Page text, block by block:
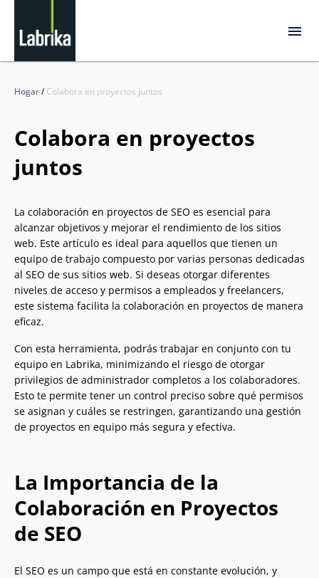
Hogar/Colabora en proyectos juntos
Colabora en proyectos
juntos
La colaboración en proyectos de SEO es esencial para
alcanzar objetivos y mejorar el rendimiento de los sitios
web. Este artículo es ideal para aquellos que tienen un
equipo de trabajo compuesto por varias personas dedicadas
al SEO de sus sitios web. Si deseas otorgar diferentes
niveles de acceso y permisos a empleados y freelancers,
este sistema facilita la colaboración en proyectos de manera
eficaz.
Con esta herramienta, podrás trabajar en conjunto con tu
equipo en Labrika, minimizando el riesgo de otorgar
privilegios de administrador completos a los colaboradores.
Esto te permite tener un control preciso sobre qué permisos
se asignan y cuáles se restringen, garantizando una gestión
de proyectos en equipo más segura y efectiva.
La Importancia de la
Colaboración en Proyectos
de SEO
El SEO es un campo que está en constante evolución, y